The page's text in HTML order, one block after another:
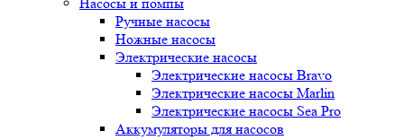
Ручные насосы
Ножные насосы
Электрические насосы
Электрические насосы Bravo
Электрические насосы Marlin
Электрические насосы Sea Pro
Аккумуляторы для насосов